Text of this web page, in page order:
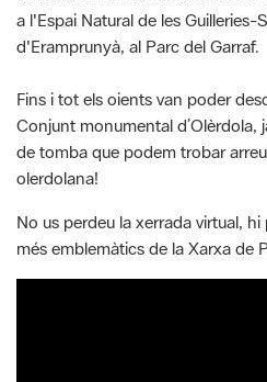
a l'Espai Natural de les Guilleries-
d'Eramprunyà, al Parc del Garraf.
Fins i tot els oients van poder
Conjunt monumental d’Olèrdola,
de tomba que podem trobar
olerdolana!
No us perdeu la xerrada virtual,
més emblemàtics de la Xarxa de